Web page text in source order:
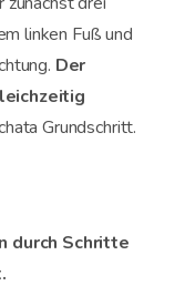
linken Fuß und
Der
Grundschritt.
durch Schritte